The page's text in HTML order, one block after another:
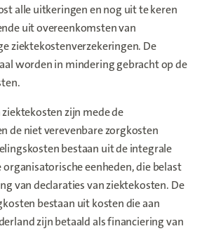
alle uitkeringen en nog uit te keren
uit overeenkomsten van
ziektekostenverzekeringen. De
worden in mindering gebracht op de
zijn mede de
de niet verevenbare zorgkosten
bestaan uit de integrale
eenheden, die belast
van declaraties van ziektekosten. De
bestaan uit kosten die aan
zijn betaald als financiering van